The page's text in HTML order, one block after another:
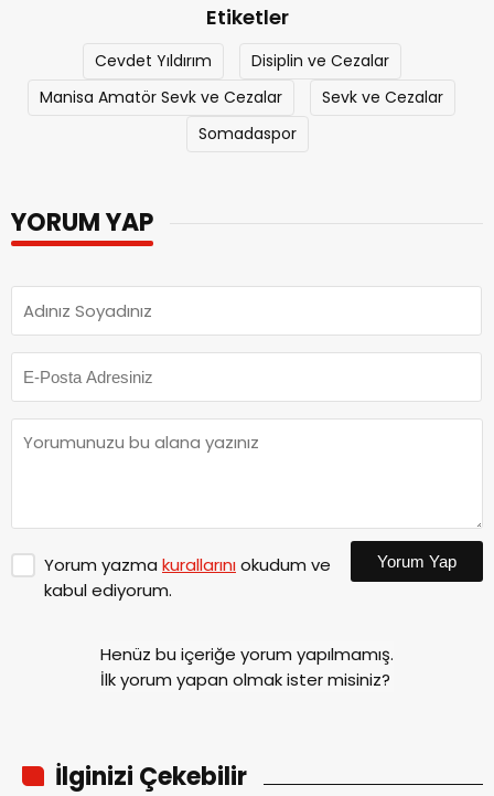
Etiketler
Cevdet Yıldırım
Disiplin ve Cezalar
Manisa Amatör Sevk ve Cezalar
Sevk ve Cezalar
Somadaspor
YORUM YAP
Yorum yazma kurallarınıokudum ve
kabul ediyorum.
Yorum Yap
Henüz bu içeriğe yorum yapılmamış.
İlk yorum yapan olmak ister misiniz?
İlginizi Çekebilir